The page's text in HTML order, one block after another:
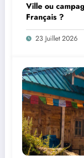
Ville ou
Français ?
23 Juillet 2026